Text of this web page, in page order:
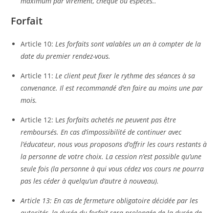
Forfait
Article 10:Les forfaits sont valables un an à compter de la
date du premier rendez-vous.
Article 11:Le client peut fixer le rythme des séances à sa
convenance. Il est recommandé d’en faire au moins une par
mois.
Article 12: Les forfaits achetés ne peuvent pas être
remboursés. En cas d’impossibilité de continuer avec
l’éducateur, nous vous proposons d’offrir les cours restants à
la personne de votre choix. La cession n’est possible qu’une
seule fois (la personne à qui vous cédez vos cours ne pourra
pas les céder à quelqu’un d’autre à nouveau).
Article 13: En cas de fermeture obligatoire décidée par les